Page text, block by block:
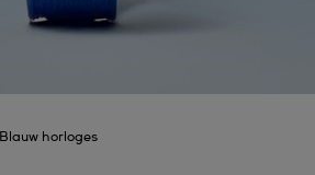
Blauw horloges